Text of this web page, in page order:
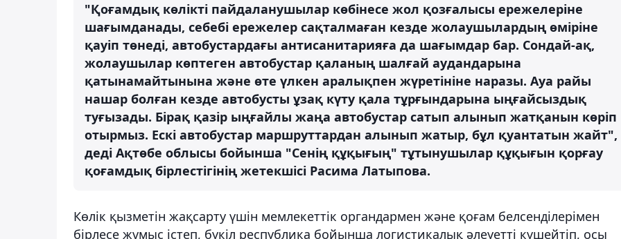
"Қоғамдық көлікті пайдаланушылар көбінесе жол қозғалысы ережелеріне
шағымданады, себебі ережелер сақталмаған кезде жолаушылардың өміріне
қауіп төнеді, автобустардағы антисанитарияға да шағымдар бар. Сондай-ақ,
жолаушылар көптеген автобустар қаланың шалғай аудандарына
қатынамайтынына және өте үлкен аралықпен жүретініне наразы. Ауа райы
нашар болған кезде автобусты ұзақ күту қала тұрғындарына ыңғайсыздық
туғызады. Бірақ қазір ыңғайлы жаңа автобустар сатып алынып жатқанын көріп
отырмыз. Ескі автобустар маршруттардан алынып жатыр, бұл қуантатын жайт",
деді Ақтөбе облысы бойынша "Сенің құқығың" тұтынушылар құқығын қорғау
қоғамдық бірлестігінің жетекшісі Расима Латыпова.
Көлік қызметін жақсарту үшін мемлекеттік органдармен және қоғам белсенділерімен
бірлесе жұмыс істеп, бүкіл республика бойынша логистикалық әлеуетті күшейтіп, осы